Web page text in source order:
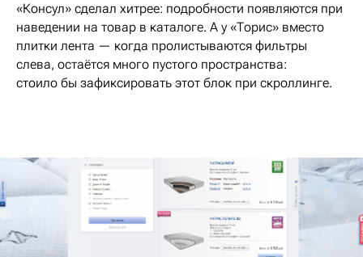
«Консул» сделал хитрее: подробности появляются при
наведении на товар в каталоге. А у «Торис» вместо
плитки лента — когда пролистываются фильтры
слева, остаётся много пустого пространства:
стоило бы зафиксировать этот блок при скроллинге.